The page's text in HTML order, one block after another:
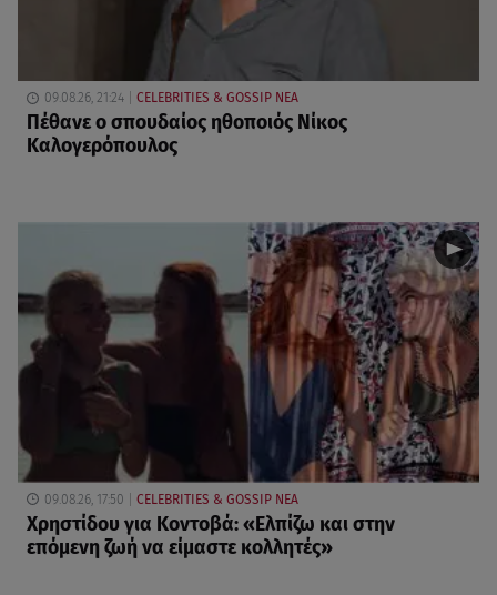
09.08.26, 21:24 CELEBRITIES & GOSSIP ΝΕΑ
Πέθανε ο σπουδαίος ηθοποιός Νίκος
Καλογερόπουλος
09.08.26, 17:50 CELEBRITIES & GOSSIP ΝΕΑ
Χρηστίδου για Κοντοβά: «Ελπίζω και στην
επόμενη ζωή να είμαστε κολλητές»